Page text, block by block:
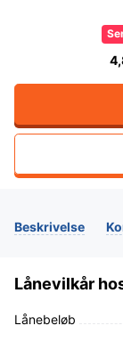
Beskrivelse
Lånevilkår
Lånebeløb